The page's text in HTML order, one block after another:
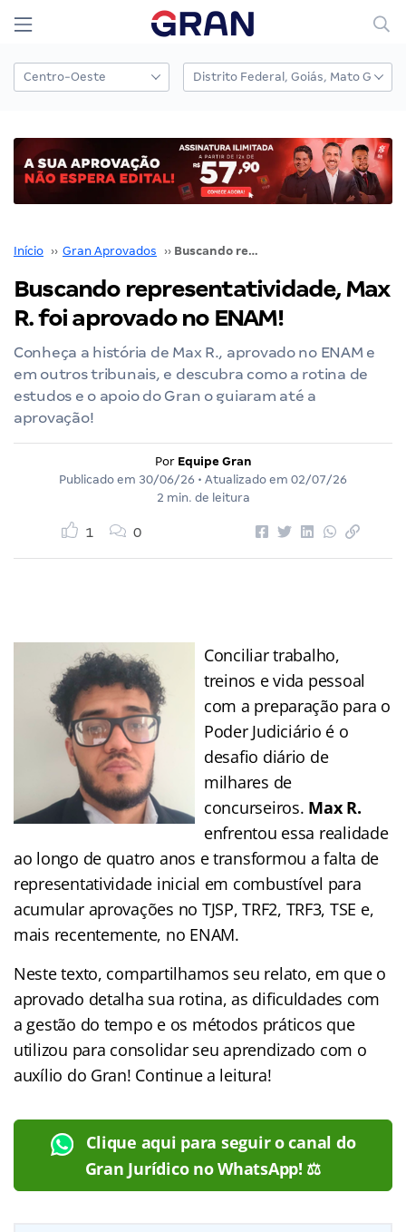
Início ›› Gran Aprovados ›› Buscando representatividade, Max R. foi aprovado no ENAM!
Buscando representatividade, Max
R. foi aprovado no ENAM!
Conheça a história de Max R., aprovado no ENAM e
em outros tribunais, e descubra como a rotina de
estudos e o apoio do Gran o guiaram até a
aprovação!
Por Equipe Gran
Publicado em 30/06/26 • Atualizado em 02/07/26
2 min. de leitura
1 0
Conciliar trabalho,
treinos e vida pessoal
com a preparação para o
Poder Judiciário é o
desafio diário de
milhares de
concurseiros. Max R.
enfrentou essa realidade
ao longo de quatro anos e transformou a falta de
representatividade inicial em combustível para
acumular aprovações no TJSP, TRF2, TRF3, TSE e,
mais recentemente, no ENAM.
Neste texto, compartilhamos seu relato, em que o
aprovado detalha sua rotina, as dificuldades com
a gestão do tempo e os métodos práticos que
utilizou para consolidar seu aprendizado com o
auxílio do Gran! Continue a leitura!
Clique aqui para seguir o canal do
Gran Jurídico no WhatsApp! ⚖️